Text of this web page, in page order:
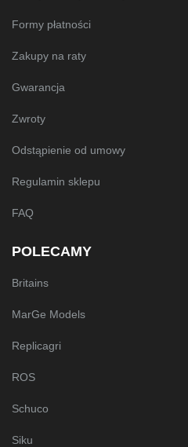
Formy płatności
Zakupy na raty
Gwarancja
Zwroty
Odstąpienie od umowy
Regulamin sklepu
FAQ
POLECAMY
Britains
MarGe Models
Replicagri
ROS
Schuco
Siku